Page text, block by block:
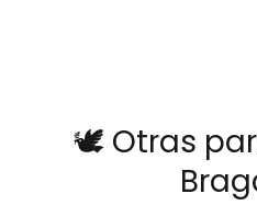
🕊️ Otras